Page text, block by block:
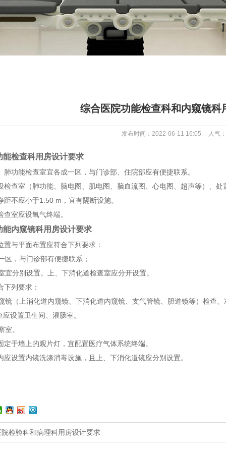
综合医院功能检查科和内窥镜科
发布时间：2022-06-11 16:05 人气：
能检查科用房设计要求
肺功能检查室宜各成一区，与门诊部、住院部应有便捷联系。
检查室（肺功能、脑电图、肌电图、脑血流图、心电图、超声等）、
距不应小于1.50 m，宜有隔断设施。
室应设氧气终端。
能内窥镜科用房设计要求
置与平面布置应符合下列要求：
，与门诊部有便捷联系；
别设置。上、下消化道检查室应分开设置。
下列要求：
上消化道内窥镜、下消化道内窥镜、支气管镜、胆道镜等）检查、
设置卫生间、灌肠室。
。
定于墙上的观片灯，宜配置医疗气体系统终端。
应设置内镜洗涤消毒设施，且上、下消化道镜应分别设置。
检验科和病理科用房设计要求